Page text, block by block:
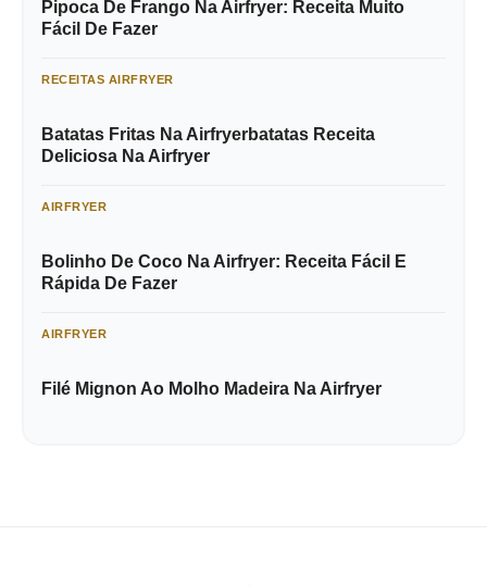
Pipoca De Frango Na Airfryer: Receita Muito
Fácil De Fazer
RECEITAS AIRFRYER
Batatas Fritas Na Airfryerbatatas Receita
Deliciosa Na Airfryer
AIRFRYER
Bolinho De Coco Na Airfryer: Receita Fácil E
Rápida De Fazer
AIRFRYER
Filé Mignon Ao Molho Madeira Na Airfryer